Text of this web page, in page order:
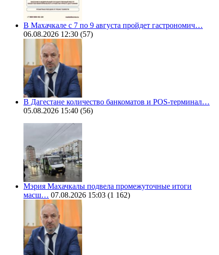
В Махачкале с 7 по 9 августа пройдет гастрономич…
06.08.2026 12:30 (57)
В Дагестане количество банкоматов и POS-терминал…
05.08.2026 15:40 (56)
Мэрия Махачкалы подвела промежуточные итоги
масш… 07.08.2026 15:03 (1 162)